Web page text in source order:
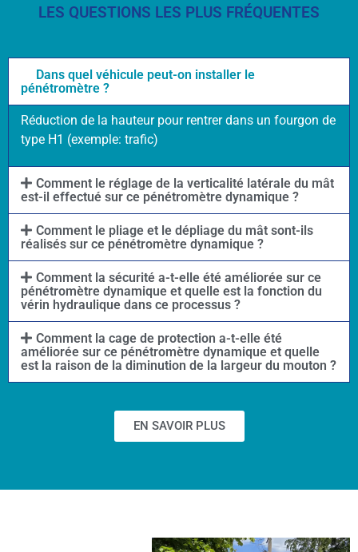
LES QUESTIONS LES PLUS FRÉQUENTES
Dans quel véhicule peut-on installer le
pénétromètre ?
Réduction de la hauteur pour rentrer dans un fourgon de
type H1 (exemple: trafic)
Comment le réglage de la verticalité latérale du mât
est-il effectué sur ce pénétromètre dynamique ?
Comment le pliage et le dépliage du mât sont-ils
réalisés sur ce pénétromètre dynamique ?
Comment la sécurité a-t-elle été améliorée sur ce
pénétromètre dynamique et quelle est la fonction du
vérin hydraulique dans ce processus ?
Comment la cage de protection a-t-elle été
améliorée sur ce pénétromètre dynamique et quelle
est la raison de la diminution de la largeur du mouton ?
EN SAVOIR PLUS